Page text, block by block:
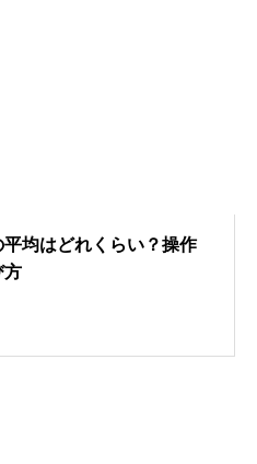
均はどれくらい？操作
方